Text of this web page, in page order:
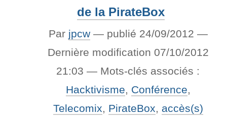
de la PirateBox
Par jpcw — publié 24/09/2012 —
Dernière modification 07/10/2012
21:03— Mots-clés associés :
Hacktivisme, Conférence,
Telecomix, PirateBox, accès(s)